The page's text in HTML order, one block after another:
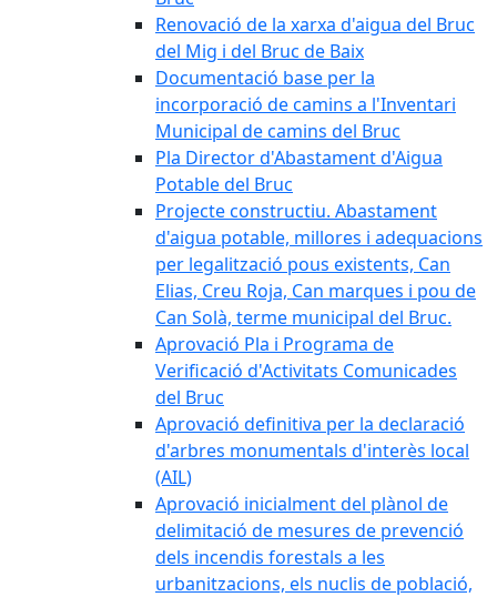
Renovació de la xarxa d'aigua del Bruc
del Mig i del Bruc de Baix
Documentació base per la
incorporació de camins a l'Inventari
Municipal de camins del Bruc
Pla Director d'Abastament d'Aigua
Potable del Bruc
Projecte constructiu. Abastament
d'aigua potable, millores i adequacions
per legalització pous existents, Can
Elias, Creu Roja, Can marques i pou de
Can Solà, terme municipal del Bruc.
Aprovació Pla i Programa de
Verificació d'Activitats Comunicades
del Bruc
Aprovació definitiva per la declaració
d'arbres monumentals d'interès local
(AIL)
Aprovació inicialment del plànol de
delimitació de mesures de prevenció
dels incendis forestals a les
urbanitzacions, els nuclis de població,